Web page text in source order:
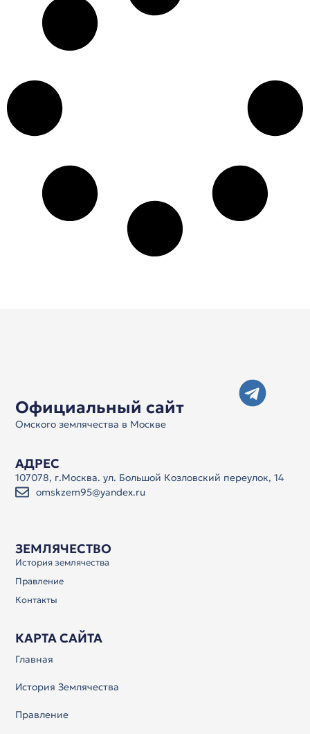
Официальный сайт
Омского землячества в Москве
ЗЕМЛЯЧЕСТВО
История землячества
Правление
Контакты
КАРТА САЙТА
Главная
История Землячества
Правление
АДРЕС
107078, г.Москва. ул. Большой Козловский переулок, 14
omskzem95@yandex.ru